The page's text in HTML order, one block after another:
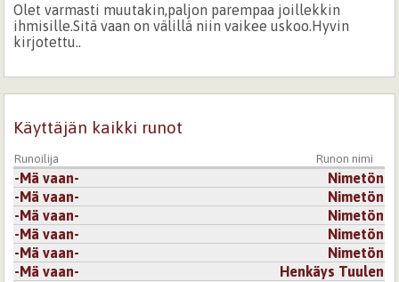
Olet varmasti muutakin,paljon parempaa joillekkin
ihmisille.Sitä vaan on välillä niin vaikee uskoo.Hyvin
kirjotettu..
Käyttäjän kaikki runot
Runoilija Runon nimi
-Mä vaan-
Nimetön
-Mä vaan-
Nimetön
-Mä vaan-
Nimetön
-Mä vaan-
Nimetön
-Mä vaan-
Nimetön
-Mä vaan-
Henkäys Tuulen